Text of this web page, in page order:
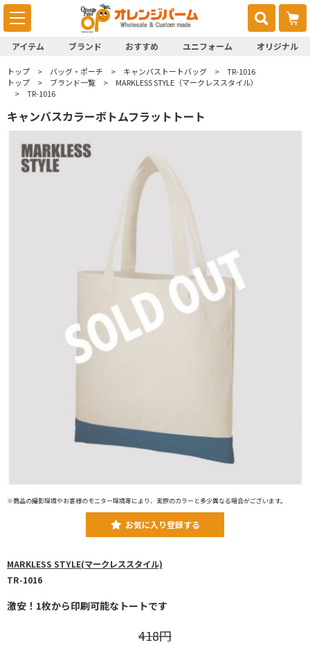
アイテム ブランド おすすめ ユニフォーム オリジナル
トップ バッグ・ポーチ キャンバストートバッグ
TR-1016
トップ
ブランド一覧
MARKLESS STYLE（マークレススタイル）
TR-1016
キャンバスカラーボトムフラットトート
※商品の撮影環境やお客様のモニター環境等により、実際のカラーと多少異なる場合がございます。
お気に入り登録する
MARKLESS STYLE(マークレススタイル)
TR-1016
激安！1枚から印刷可能なトートです
418円